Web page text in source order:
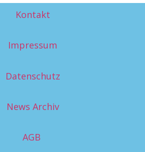
Kontakt
Impressum
Datenschutz
News Archiv
AGB